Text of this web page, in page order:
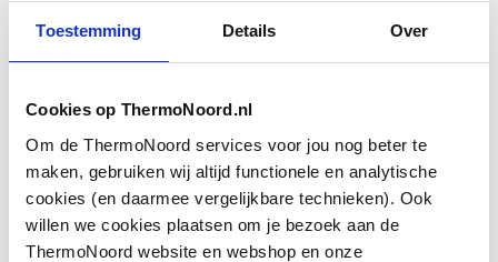
Toestemming Details Over
Cookies op ThermoNoord.nl
Om de ThermoNoord services voor jou nog beter te
maken, gebruiken wij altijd functionele en analytische
cookies (en daarmee vergelijkbare technieken). Ook
willen we cookies plaatsen om je bezoek aan de
ThermoNoord website en webshop en onze
buisdiameter
Geschikt voor stalen
buis
Ja